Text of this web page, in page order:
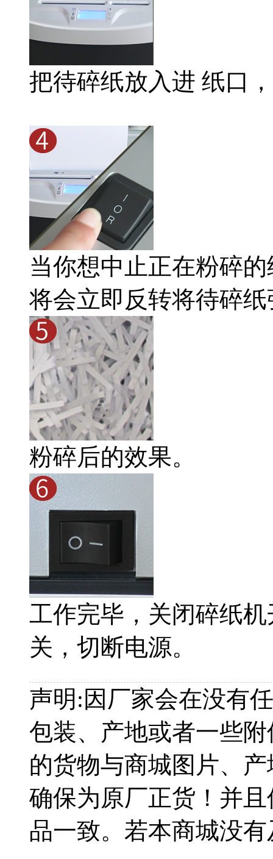
把待碎纸放入进 纸口
当你想中止正在粉碎
将会立即反转将待碎
粉碎后的效果。
工作完毕，关闭碎纸机
关，切断电源。
声明: 因厂家会在没有
包装、产地或者一些
的货物与商城图片、
确保为原厂正货！并
品一致。若本商城没